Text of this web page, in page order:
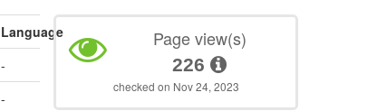
Language
-
-
Page view(s)
226
checked on Nov 24, 2023